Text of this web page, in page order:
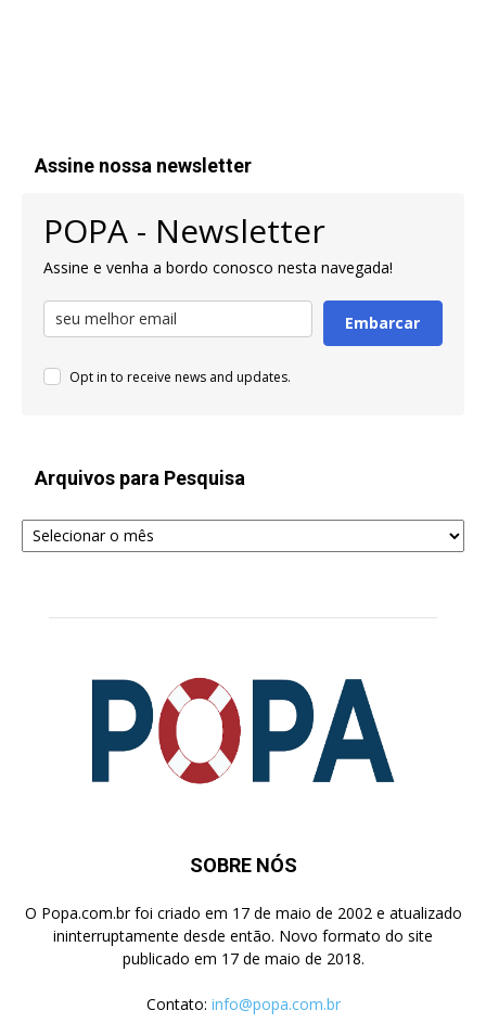
Assine nossa newsletter
POPA - Newsletter
Assine e venha a bordo conosco nesta navegada!
Embarcar
Opt in to receive news and updates.
Arquivos para Pesquisa
Arquivos
para
SOBRE NÓS
O Popa.com.br foi criado em 17 de maio de 2002 e atualizado
ininterruptamente desde então. Novo formato do site
publicado em 17 de maio de 2018.
Contato: info@popa.com.br